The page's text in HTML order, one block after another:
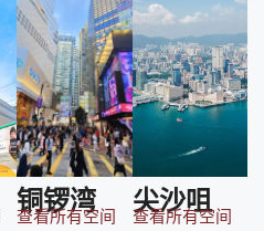
铜锣湾
查看所有空间 尖沙咀
查看所有空间